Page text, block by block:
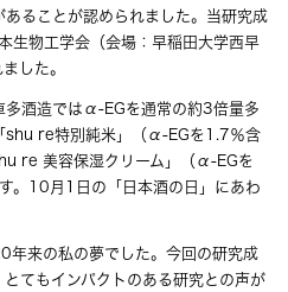
ることが認められました。当研究成
物工学会（会場：早稲田大学西早
した。
多酒造ではα-EGを通常の約3倍量多
shu re特別純米」（α-EGを1.7％含
re 美容保湿クリーム」（α-EGを
。10月1日の「日本酒の日」にあわ
年来の私の夢でした。今回の研究成
てもインパクトのある研究との声が